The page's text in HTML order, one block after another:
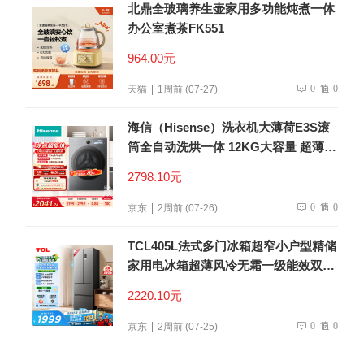
北鼎全玻璃养生壶家用多功能炖煮一体
办公室煮茶FK551
964.00元
天猫 1周前 (07-27) 0 0
海信（Hisense）洗衣机大薄荷E3S滚
筒全自动洗烘一体 12KG大容量 超薄智
自营
2798.10元
京东 2周前 (07-26) 0 0
TCL405L法式多门冰箱超窄小户型精储
家用电冰箱超薄风冷无霜一级能效双变
2220.10元
京东 2周前 (07-25) 0 0